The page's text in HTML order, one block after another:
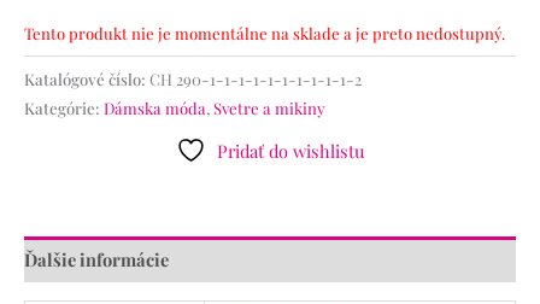
Tento produkt nie je momentálne na sklade a je preto nedostupný.
Katalógové číslo: CH 290-1-1-1-1-1-1-1-1-1-1-2
Kategórie: Dámska móda,Svetre a mikiny
Pridať do wishlistu
Ďalšie informácie